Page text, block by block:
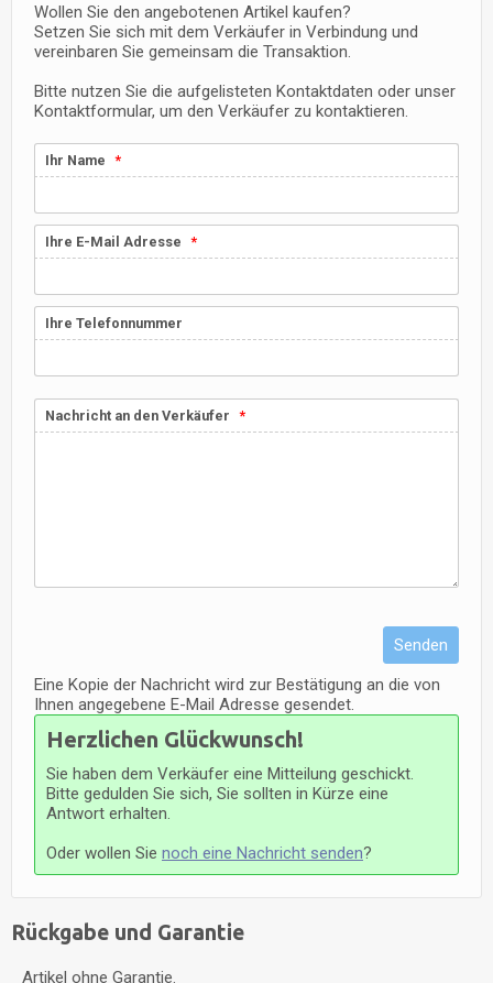
Wollen Sie den angebotenen Artikel kaufen?
Setzen Sie sich mit dem Verkäufer in Verbindung und
vereinbaren Sie gemeinsam die Transaktion.
Bitte nutzen Sie die aufgelisteten Kontaktdaten oder unser
Kontaktformular, um den Verkäufer zu kontaktieren.
Ihr Name
Ihre E-Mail Adresse
Ihre Telefonnummer
Nachricht an den Verkäufer
Senden
Eine Kopie der Nachricht wird zur Bestätigung an die von
Ihnen angegebene E-Mail Adresse gesendet.
Herzlichen Glückwunsch!
Sie haben dem Verkäufer eine Mitteilung geschickt.
Bitte gedulden Sie sich, Sie sollten in Kürze eine
Antwort erhalten.
Oder wollen Sie noch eine Nachricht senden?
Rückgabe und Garantie
Artikel ohne Garantie.